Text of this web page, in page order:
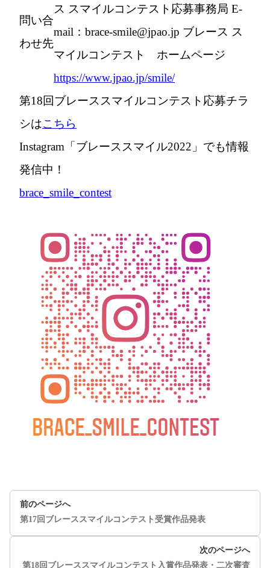
問い合
わせ先
ス スマイルコンテスト応募事務局 E-
mail：brace-smile@jpao.jp ブレース ス
マイルコンテスト ホームページ
https://www.jpao.jp/smile/
第18回ブレーススマイルコンテスト応募チラ
シはこちら
Instagram「ブレーススマイル2022」でも情報
発信中！
brace_smile_contest
前のページへ
第17回ブレーススマイルコンテスト受賞作品発表
次のページへ
第18回ブレーススマイルコンテスト入賞作品発表・二次審査